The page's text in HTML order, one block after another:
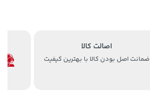
اصالت کالا
ضمانت اصل بودن کالا با بهترین کیفیت